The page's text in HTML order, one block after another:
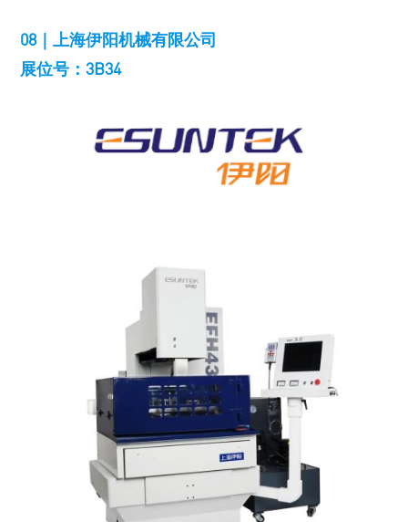
08｜上海伊阳机械有限公司
展位号：3B34